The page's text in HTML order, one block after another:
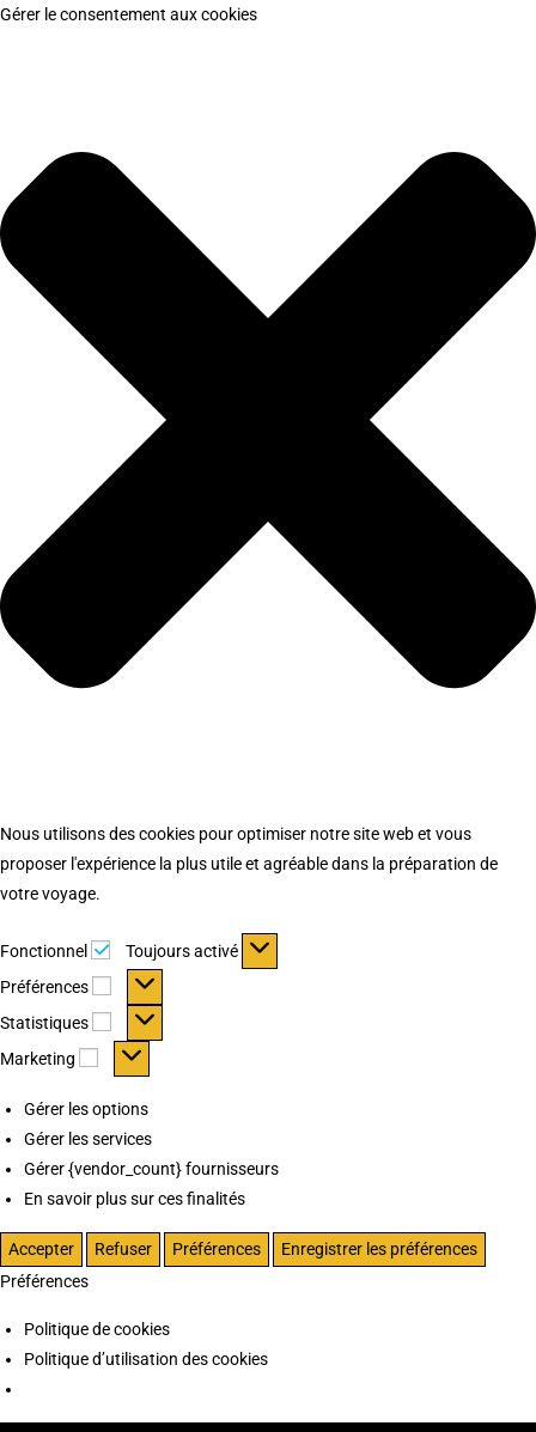
Gérer le consentement aux cookies
Nous utilisons des cookies pour optimiser notre site web et vous
proposer l'expérience la plus utile et agréable dans la préparation de
votre voyage.
Fonctionnel Fonctionnel
Toujours activé
Préférences
Préférences
Statistiques Statistiques
Marketing Marketing
Gérer les options
Gérer les services
Gérer {vendor_count} fournisseurs
En savoir plus sur ces finalités
Accepter Refuser Préférences
Enregistrer les préférences
Préférences
Politique de cookies
Politique d’utilisation des cookies